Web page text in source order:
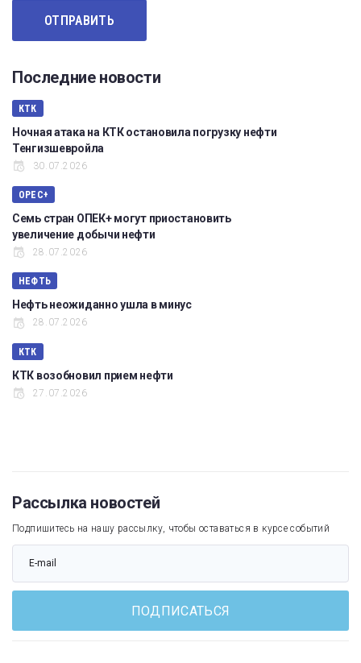
Последние новости
КТК
Ночная атака на КТК остановила погрузку нефти
Тенгизшевройла
30.07.2026
OPEC+
Семь стран ОПЕК+ могут приостановить
увеличение добычи нефти
28.07.2026
НЕФТЬ
Нефть неожиданно ушла в минус
28.07.2026
КТК
КТК возобновил прием нефти
27.07.2026
Рассылка новостей
Подпишитесь на нашу рассылку, чтобы оставаться в курсе событий
ПОДПИСАТЬСЯ